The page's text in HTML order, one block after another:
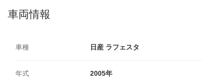
車両情報
車種 日産 ラフェスタ
年式 2005年